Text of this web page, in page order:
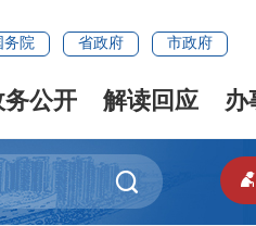
务院 省政府 市政府
务公开 解读回应 办
 